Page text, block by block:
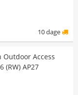
10 dage
Outdoor Access
(RW) AP27